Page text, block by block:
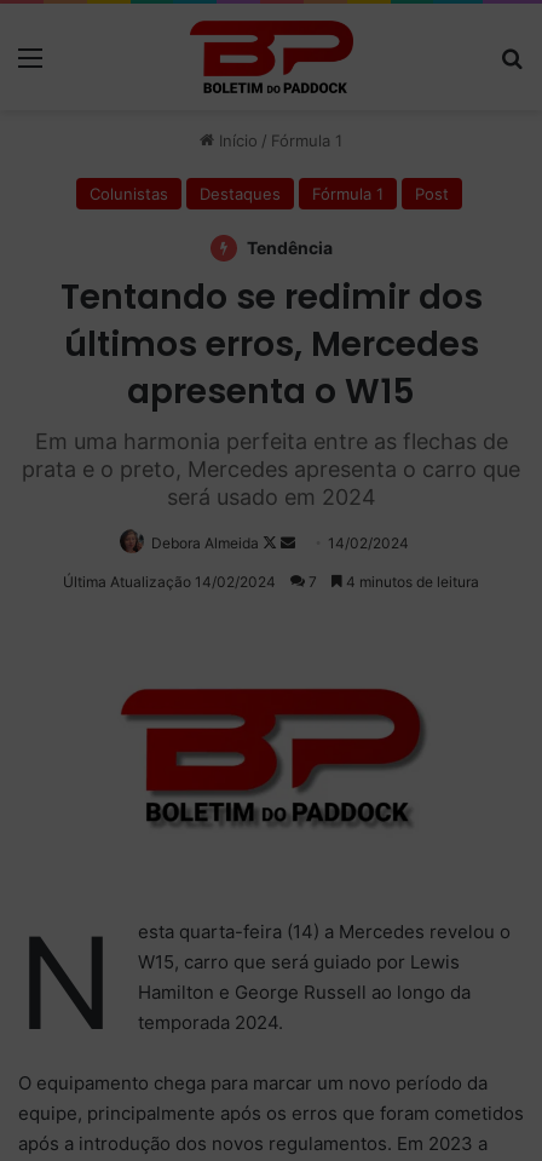
Início / Fórmula 1
Colunistas Destaques Fórmula 1 Post
Tendência
Tentando se redimir dos
últimos erros, Mercedes
apresenta o W15
Em uma harmonia perfeita entre as flechas de
prata e o preto, Mercedes apresenta o carro que
será usado em 2024
Debora Almeida
Follow
on
Mande
um
14/02/2024
Última Atualização 14/02/2024 7 4 minutos de leitura
N
esta quarta-feira (14) a Mercedes revelou o
W15, carro que será guiado por Lewis
Hamilton e George Russell ao longo da
temporada 2024.
O equipamento chega para marcar um novo período da
equipe, principalmente após os erros que foram cometidos
após a introdução dos novos regulamentos. Em 2023 a